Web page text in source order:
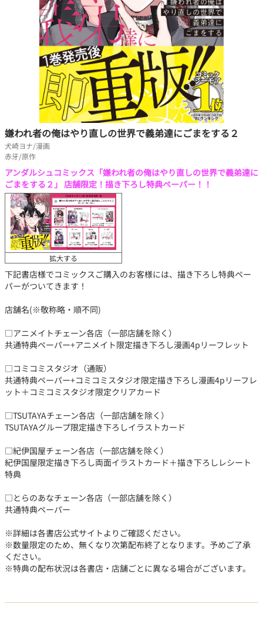
嫌われ者の俺はやり直しの世界で義弟達にごまをする２
犬崎ヨナ/漫画
赤牙/原作
アンダルシュコミックス「嫌われ者の俺はやり直しの世界で義弟達に
ごまをする２」 店舗限定！描き下ろし特典ペーパー！！
拡大する
下記書店様でコミックスご購入のお客様には、描き下ろし特典ペー
パーがついてきます！
店舗名(※敬称略・順不同)
□アニメイトチェーン各店（一部店舗を除く）
共通特典ペーパー+アニメイト限定描き下ろし漫画4pリーフレット
□コミコミスタジオ（通販）
共通特典ペーパー+コミコミスタジオ限定描き下ろし漫画4pリーフレ
ット＋コミコミスタジオ限定クリアカード
□TSUTAYAチェーン各店（一部店舗を除く）
TSUTAYAグループ限定描き下ろしイラストカード
□紀伊国屋チェーン各店（一部店舗を除く）
紀伊国屋限定描き下ろし両面イラストカード＋描き下ろしレシート
特典
□とらのあなチェーン各店（一部店舗を除く）
共通特典ペーパー
※詳細は各書店公式サイトよりご確認ください。
※数量限定のため、無くなり次第配布終了となります。予めご了承
ください。
※特典の配布状況は各書店・店舗ごとに異なる場合がございます。